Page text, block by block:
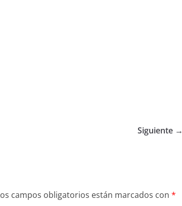
Siguiente →
campos obligatorios están marcados con *